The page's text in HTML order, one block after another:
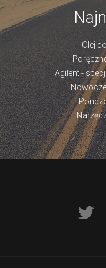
Olej
Agilent -